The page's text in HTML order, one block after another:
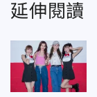
延伸閱讀